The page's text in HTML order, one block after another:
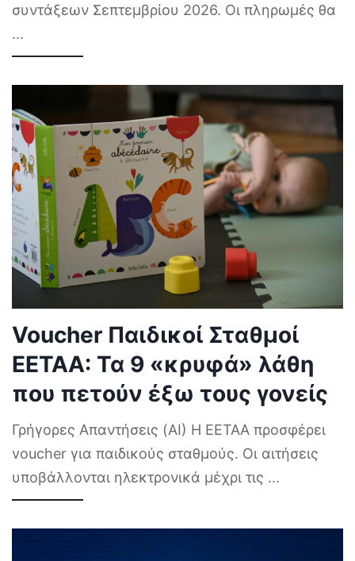
συντάξεων Σεπτεμβρίου 2026. Οι πληρωμές θα
...
Voucher Παιδικοί Σταθμοί
ΕΕΤΑΑ: Τα 9 «κρυφά» λάθη
που πετούν έξω τους γονείς
Γρήγορες Απαντήσεις (AI) Η ΕΕΤΑΑ προσφέρει
voucher για παιδικούς σταθμούς. Οι αιτήσεις
υποβάλλονται ηλεκτρονικά μέχρι τις ...